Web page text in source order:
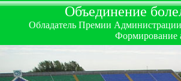
Объединение
Обладатель Премии Администрации
Формирование